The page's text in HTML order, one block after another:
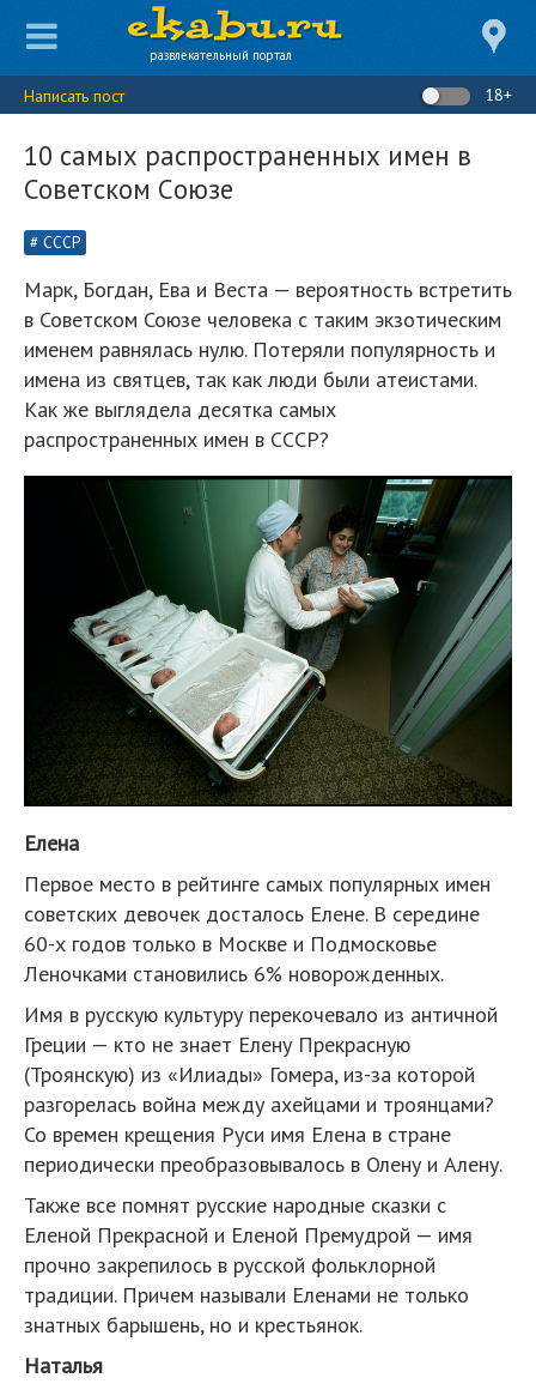
развлекательный портал
Написать пост 18+
10 самых распространенных имен в
Советском Cоюзе
СССР
Марк, Богдан, Ева и Веста — вероятность встретить
в Советском Союзе человека с таким экзотическим
именем равнялась нулю. Потеряли популярность и
имена из святцев, так как люди были атеистами.
Как же выглядела десятка самых
распространенных имен в СССР?
Елена
Первое место в рейтинге самых популярных имен
советских девочек досталось Елене. В середине
60-х годов только в Москве и Подмосковье
Леночками становились 6% новорожденных.
Имя в русскую культуру перекочевало из античной
Греции — кто не знает Елену Прекрасную
(Троянскую) из «Илиады» Гомера, из-за которой
разгорелась война между ахейцами и троянцами?
Со времен крещения Руси имя Елена в стране
периодически преобразовывалось в Олену и Алену.
Также все помнят русские народные сказки с
Еленой Прекрасной и Еленой Премудрой — имя
прочно закрепилось в русской фольклорной
традиции. Причем называли Еленами не только
знатных барышень, но и крестьянок.
Наталья